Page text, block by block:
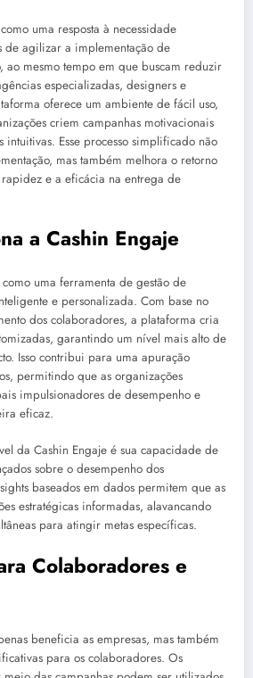
uma resposta à necessidade
de agilizar a implementação de
ao mesmo tempo em que buscam reduzir
especializadas, designers e
oferece um ambiente de fácil uso,
criem campanhas motivacionais
intuitivas. Esse processo simplificado não
mas também melhora o retorno
e a eficácia na entrega de
a Cashin Engaje
uma ferramenta de gestão de
e personalizada. Com base no
dos colaboradores, a plataforma cria
garantindo um nível mais alto de
Isso contribui para uma apuração
permitindo que as organizações
impulsionadores de desempenho e
eficaz.
da Cashin Engaje é sua capacidade de
sobre o desempenho dos
baseados em dados permitem que as
estratégicas informadas, alavancando
para atingir metas específicas.
Colaboradores e
beneficia as empresas, mas também
para os colaboradores. Os